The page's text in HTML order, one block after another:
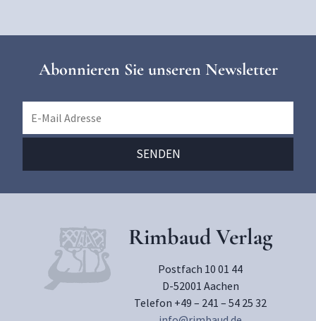
Abonnieren Sie unseren Newsletter
Rimbaud Verlag
Postfach 10 01 44
D-52001 Aachen
Telefon +49 – 241 – 54 25 32